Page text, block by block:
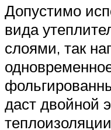
Допустимо
вида
слоями, так
даст двойной